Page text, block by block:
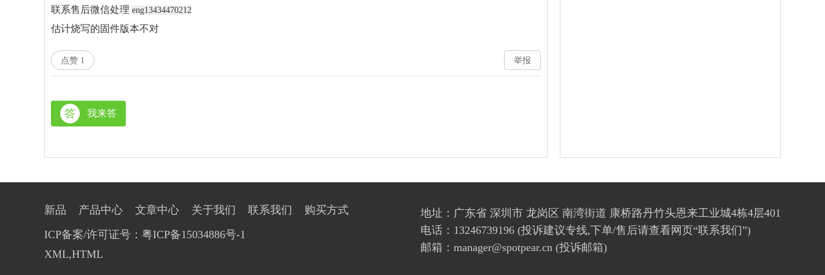
联系售后微信处理 eng13434470212
估计烧写的固件版本不对
点赞 1 举报
答 我来答
新品 产品中心 文章中心 关于我们 联系我们
购买方式
ICP备案/许可证号：粤ICP备15034886号-1
XML,HTML
地址：广东省 深圳市 龙岗区 南湾街道 康桥路丹竹头恩来工业城4栋4层401
电话：13246739196 (投诉建议专线,下单/售后请查看网页“联系我们”)
邮箱：manager@spotpear.cn (投诉邮箱)